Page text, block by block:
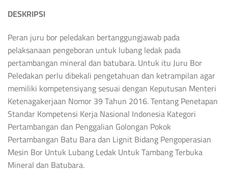
DESKRIPSI
Peran juru bor peledakan bertanggungjawab pada
pelaksanaan pengeboran untuk lubang ledak pada
pertambangan mineral dan batubara. Untuk itu Juru Bor
Peledakan perlu dibekali pengetahuan dan ketrampilan agar
memiliki kompetensiyang sesuai dengan Keputusan Menteri
Ketenagakerjaan Nomor 39 Tahun 2016. Tentang Penetapan
Standar Kompetensi Kerja Nasional Indonesia Kategori
Pertambangan dan Penggalian Golongan Pokok
Pertambangan Batu Bara dan Lignit Bidang Pengoperasian
Mesin Bor Untuk Lubang Ledak Untuk Tambang Terbuka
Mineral dan Batubara.